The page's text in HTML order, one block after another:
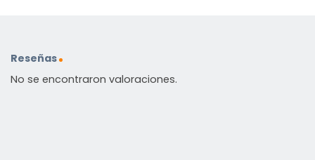
Reseñas
No se encontraron valoraciones.